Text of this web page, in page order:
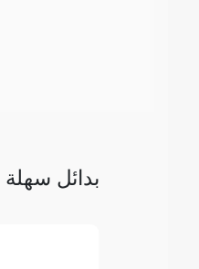
بدائل سهلة